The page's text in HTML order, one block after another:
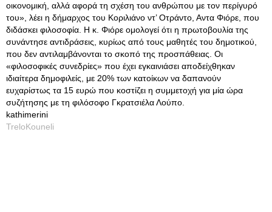
οικονομική, αλλά αφορά τη σχέση του ανθρώπου με τον περίγυρό
του», λέει η δήμαρχος του Κοριλιάνο ντ’ Οτράντο, Αντα Φιόρε, που
διδάσκει φιλοσοφία. Η κ. Φιόρε ομολογεί ότι η πρωτοβουλία της
συνάντησε αντιδράσεις, κυρίως από τους μαθητές του δημοτικού,
που δεν αντιλαμβάνονται το σκοπό της προσπάθειας. Οι
«φιλοσοφικές συνεδρίες» που έχει εγκαινιάσει αποδείχθηκαν
ιδιαίτερα δημοφιλείς, με 20% των κατοίκων να δαπανούν
ευχαρίστως τα 15 ευρώ που κοστίζει η συμμετοχή για μία ώρα
συζήτησης με τη φιλόσοφο Γκρατσιέλα Λούπο.
kathimerini
TreloKouneli